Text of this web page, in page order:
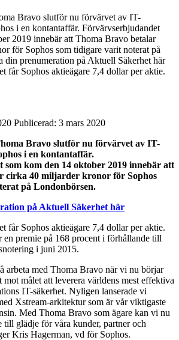
Bravo slutför nu förvärvet av IT-
i en kontantaffär. Förvärvserbjudandet
2019 innebär att Thoma Bravo betalar
för Sophos som tidigare varit noterat på
din prenumeration på Aktuell Säkerhet här
får Sophos aktieägare 7,4 dollar per aktie.
Publicerad: 3 mars 2020
Bravo slutför nu förvärvet av IT-
i en kontantaffär.
kom den 14 oktober 2019 innebär att
cirka 40 miljarder kronor för Sophos
på Londonbörsen.
på Aktuell Säkerhet här
får Sophos aktieägare 7,4 dollar per aktie.
en premie på 168 procent i förhållande till
i juni 2015.
arbeta med Thoma Bravo när vi nu börjar
målet att leverera världens mest effektiva
IT-säkerhet. Nyligen lanserade vi
Xstream-arkitektur som är vår viktigaste
Med Thoma Bravo som ägare kan vi nu
till glädje för våra kunder, partner och
Kris Hagerman, vd för Sophos.